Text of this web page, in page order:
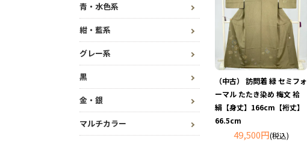
青・水色系
紺・藍系
グレー系
黒
金・銀
マルチカラー
（中古） 訪問着 緑 セミフォ
ーマル たたき染め 梅文 袷
絹【身丈】166cm【裄丈】
66.5cm
49,500円(税込)